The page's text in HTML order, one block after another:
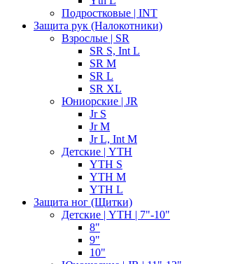
Подростковые | INT
Защита рук (Налокотники)
Взрослые | SR
SR S, Int L
SR M
SR L
SR XL
Юниорские | JR
Jr S
Jr M
Jr L, Int M
Детские | YTH
YTH S
YTH M
YTH L
Защита ног (Щитки)
Детские | YTH | 7"-10"
8"
9"
10"